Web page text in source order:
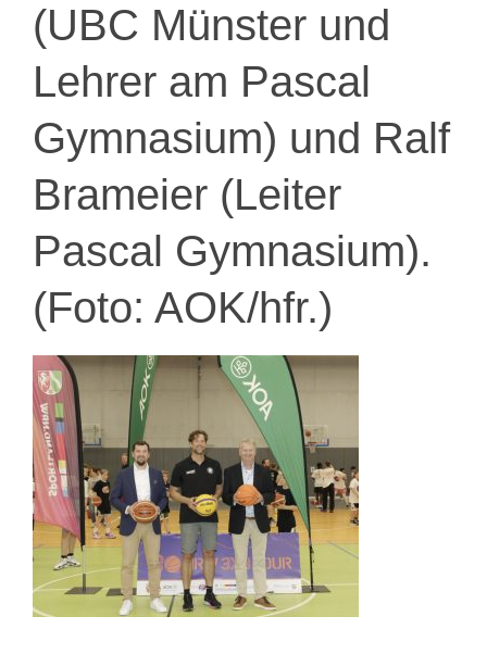
(UBC Münster und
Lehrer am Pascal
Gymnasium) und Ralf
Brameier (Leiter
Pascal Gymnasium).
(Foto: AOK/hfr.)